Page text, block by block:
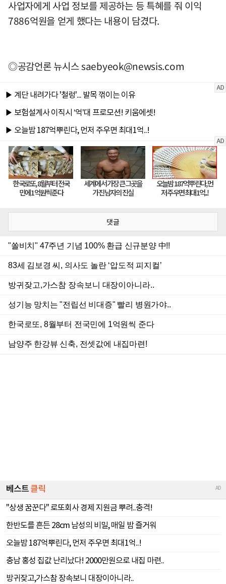
사업자에게 사업 정보를 제공하는 등 특혜를 줘 이익
7886억원을 얻게 했다는 내용이 담겼다.
◎공감언론 뉴시스saebyeok@newsis.com
댓글